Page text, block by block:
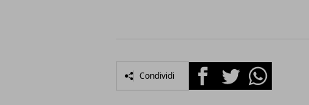
Condividi FacebookTwitterWhatsapp